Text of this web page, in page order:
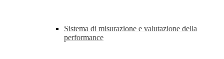
Sistema di misurazione e valutazione della
performance